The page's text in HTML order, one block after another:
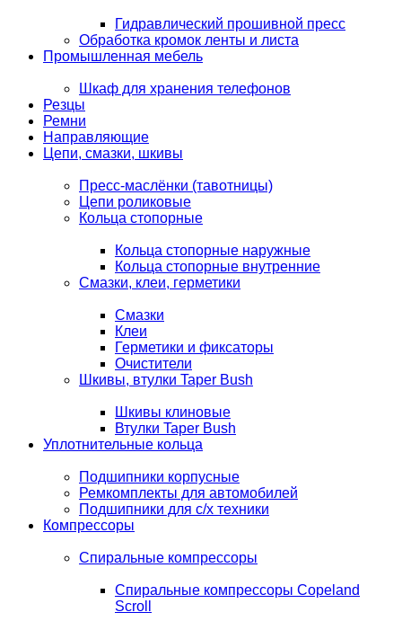
Гидравлический прошивной пресс
Обработка кромок ленты и листа
Промышленная мебель
Шкаф для хранения телефонов
Резцы
Ремни
Направляющие
Цепи, смазки, шкивы
Пресс-маслёнки (тавотницы)
Цепи роликовые
Кольца стопорные
Кольца стопорные наружные
Кольца стопорные внутренние
Смазки, клеи, герметики
Смазки
Клеи
Герметики и фиксаторы
Очистители
Шкивы, втулки Taper Bush
Шкивы клиновые
Втулки Taper Bush
Уплотнительные кольца
Подшипники корпусные
Ремкомплекты для автомобилей
Подшипники для с/х техники
Компрессоры
Спиральные компрессоры
Спиральные компрессоры Copeland
Scroll